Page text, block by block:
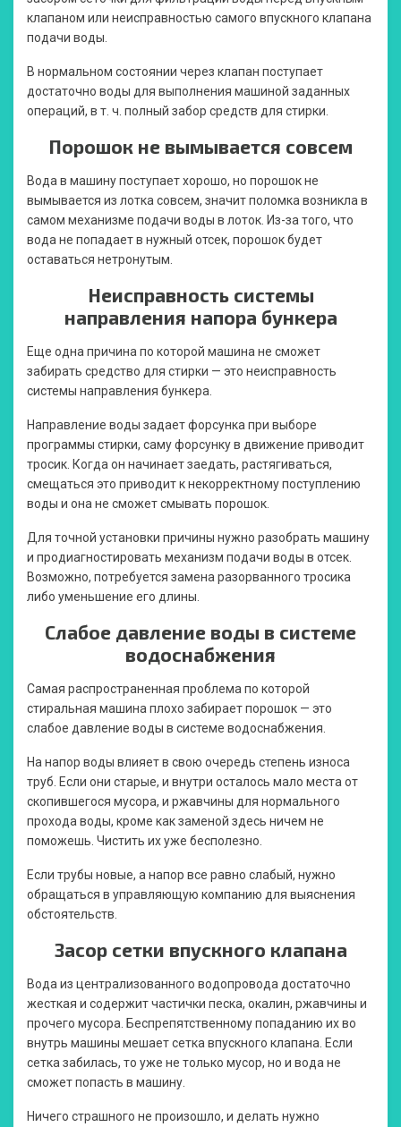
клапаном или неисправностью самого впускного клапана
подачи воды.
В нормальном состоянии через клапан поступает
достаточно воды для выполнения машиной заданных
операций, в т. ч. полный забор средств для стирки.
Порошок не вымывается совсем
Вода в машину поступает хорошо, но порошок не
вымывается из лотка совсем, значит поломка возникла в
самом механизме подачи воды в лоток. Из-за того, что
вода не попадает в нужный отсек, порошок будет
оставаться нетронутым.
Неисправность системы
направления напора бункера
Еще одна причина по которой машина не сможет
забирать средство для стирки — это неисправность
системы направления бункера.
Направление воды задает форсунка при выборе
программы стирки, саму форсунку в движение приводит
тросик. Когда он начинает заедать, растягиваться,
смещаться это приводит к некорректному поступлению
воды и она не сможет смывать порошок.
Для точной установки причины нужно разобрать машину
и продиагностировать механизм подачи воды в отсек.
Возможно, потребуется замена разорванного тросика
либо уменьшение его длины.
Слабое давление воды в системе
водоснабжения
Самая распространенная проблема по которой
стиральная машина плохо забирает порошок — это
слабое давление воды в системе водоснабжения.
На напор воды влияет в свою очередь степень износа
труб. Если они старые, и внутри осталось мало места от
скопившегося мусора, и ржавчины для нормального
прохода воды, кроме как заменой здесь ничем не
поможешь. Чистить их уже бесполезно.
Если трубы новые, а напор все равно слабый, нужно
обращаться в управляющую компанию для выяснения
обстоятельств.
Засор сетки впускного клапана
Вода из централизованного водопровода достаточно
жесткая и содержит частички песка, окалин, ржавчины и
прочего мусора. Беспрепятственному попаданию их во
внутрь машины мешает сетка впускного клапана. Если
сетка забилась, то уже не только мусор, но и вода не
сможет попасть в машину.
Ничего страшного не произошло, и делать нужно